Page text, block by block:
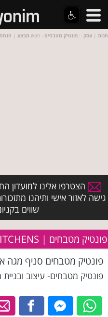
חנות | עסק :: פונטיק מטבחים - חפש מבצע | הנחה
הצטרפו אלינו למועדון
גישה לאזור אישי ותיהנו
שווים
פונטיק מטבחים | PONTIK KITCHENS
פונטיק מטבחים סניף מגה
פונטיק מטבחים- עיצוב